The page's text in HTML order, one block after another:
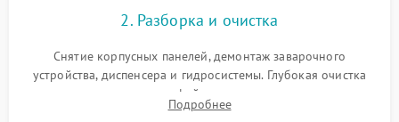
2. Разборка и очистка
Снятие корпусных панелей, демонтаж заварочного
устройства, диспенсера и гидросистемы. Глубокая очистка
внутренних узлов от кофейных масел, жмыха и накипи.
Промывка дренажных каналов и фильтров с использованием
Подробнее